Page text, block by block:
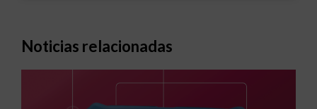
Noticias relacionadas